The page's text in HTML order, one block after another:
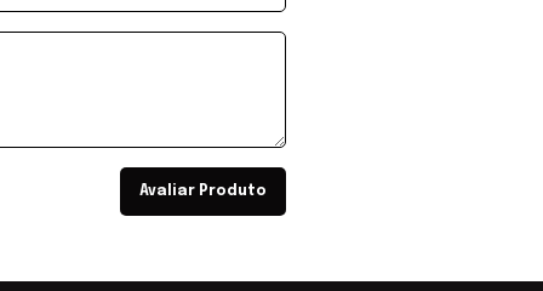
Avaliar Produto